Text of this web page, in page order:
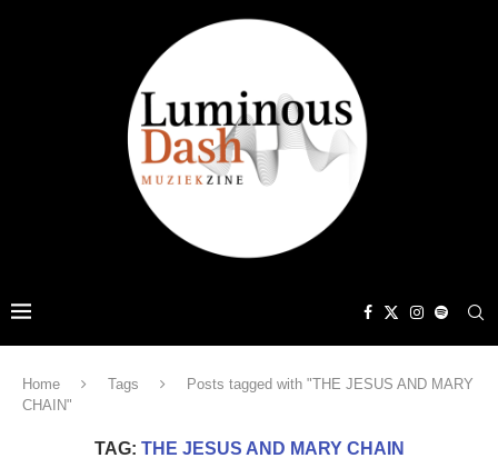
Home Tags
Posts tagged with "THE JESUS AND MARY
CHAIN"
TAG: THE JESUS AND MARY CHAIN